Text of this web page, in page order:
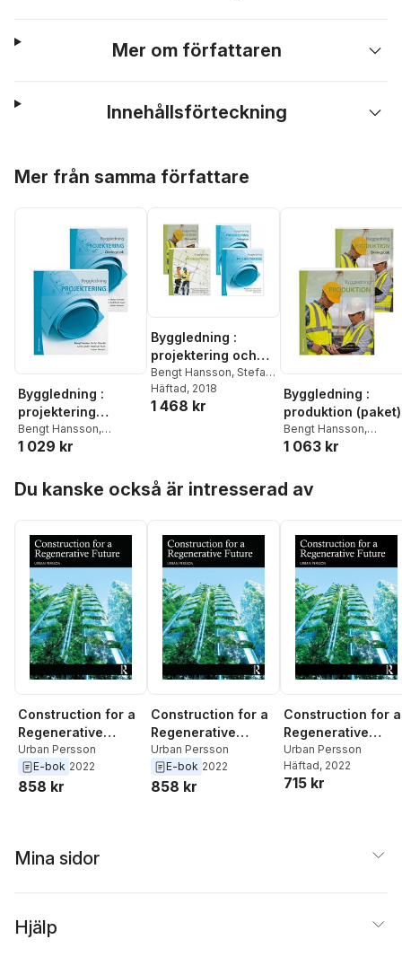
Mer om författaren
Innehållsförteckning
Mer från samma författare
Byggledning :
projektering
(paket)
Bengt Hansson,
Radhlinah Aulin
1 029 kr
Byggledning :
projektering och
produktion med
övningar (paket)
Bengt Hansson, Stefan
Olander ,Anne Landin
Radhlinah Aulin
Häftad, 2018
1 468 kr
Byggledning :
produktion (paket)
Bengt Hansson,
Radhlinah Aulin
Persson
1 063 kr
Du kanske också är intresserad av
Construction for a
Regenerative
Future
Urban Persson
E-bok 2022
858 kr
Construction for a
Regenerative
Future
Urban Persson
E-bok 2022
858 kr
Construction for a
Regenerative
Future
Urban Persson
Häftad, 2022
715 kr
Mina sidor
Hjälp